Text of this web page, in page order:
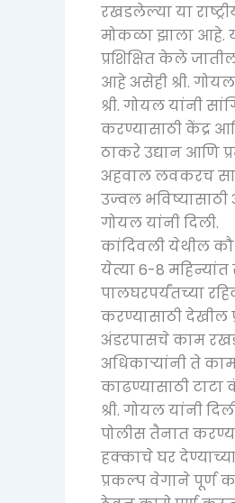
रखडलेल्या या
मोकळा झाला आहे.
प्रशिक्षित केले
आहे असेही श्री.
श्री. गोयल यांनी
करण्यासाठी केंद्र
ठाकरे उद्यान आणि
अहवाल लवकरच
उज्वल
गोयल यांनी दिली.
कांदिवली येथील
येत्या 6-8 महिन्यांत
पालघरपर्यंतच्या
करण्यासाठी देखील
अंडरपासचे काम
अधिकाऱ्यांनी ते
काढण्यासाठी
श्री. गोयल यांनी
पोलीस तैनात
हक्काचे घर
प्रकल्प वेगाने पूर्ण